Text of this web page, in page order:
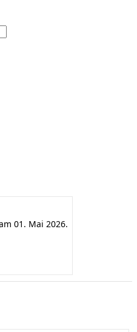
01. Mai 2026.